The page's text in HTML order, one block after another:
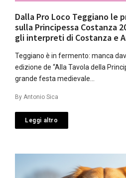
Dalla Pro Loco Teggiano le
sulla Principessa Costanza
gli interpreti di Costanza e
Teggiano è in fermento: manca
edizione de “Alla Tavola della
grande festa medievale…
By Antonio Sica
Leggi altro